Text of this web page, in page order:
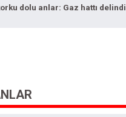
dolu anlar: Gaz hattı delindi